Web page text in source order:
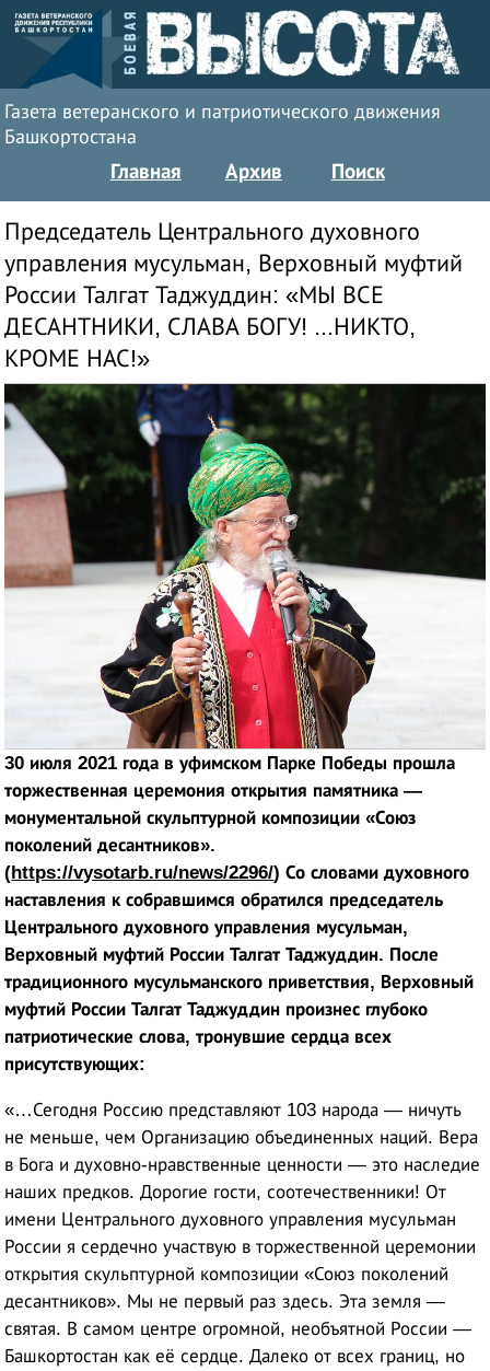
Газета ветеранского и патриотического движения
Башкортостана
Главная Архив Поиск
Председатель Центрального духовного
управления мусульман, Верховный муфтий
России Талгат Таджуддин: «МЫ ВСЕ
ДЕСАНТНИКИ, СЛАВА БОГУ! ...НИКТО,
КРОМЕ НАС!»
30 июля 2021 года в уфимском Парке Победы прошла
торжественная церемония открытия памятника —
монументальной скульптурной композиции «Союз
поколений десантников».
(https://vysotarb.ru/news/2296/) Со словами духовного
наставления к собравшимся обратился председатель
Центрального духовного управления мусульман,
Верховный муфтий России Талгат Таджуддин. После
традиционного мусульманского приветствия, Верховный
муфтий России Талгат Таджуддин произнес глубоко
патриотические слова, тронувшие сердца всех
присутствующих:
«…Сегодня Россию представляют 103 народа — ничуть
не меньше, чем Организацию объединенных наций. Вера
в Бога и духовно-нравственные ценности — это наследие
наших предков. Дорогие гости, соотечественники! От
имени Центрального духовного управления мусульман
России я сердечно участвую в торжественной церемонии
открытия скульптурной композиции «Союз поколений
десантников». Мы не первый раз здесь. Эта земля —
святая. В самом центре огромной, необъятной России —
Башкортостан как её сердце. Далеко от всех границ, но